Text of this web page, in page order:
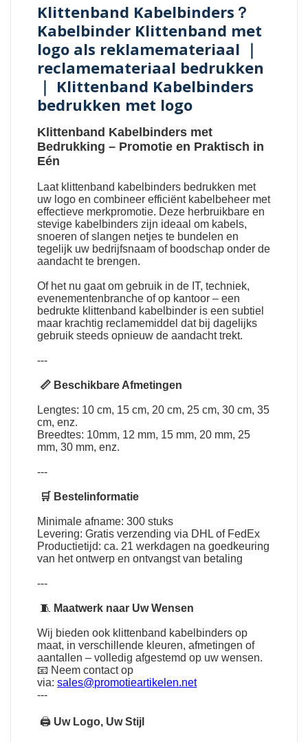
Klittenband Kabelbinders？
Kabelbinder Klittenband met
logo als reklamemateriaal ｜
reclamemateriaal bedrukken
｜ Klittenband Kabelbinders
bedrukken met logo
Klittenband Kabelbinders met
Bedrukking – Promotie en Praktisch in
Eén
Laat klittenband kabelbinders bedrukken met
uw logo en combineer efficiënt kabelbeheer met
effectieve merkpromotie. Deze herbruikbare en
stevige kabelbinders zijn ideaal om kabels,
snoeren of slangen netjes te bundelen en
tegelijk uw bedrijfsnaam of boodschap onder de
aandacht te brengen.
Of het nu gaat om gebruik in de IT, techniek,
evenementenbranche of op kantoor – een
bedrukte klittenband kabelbinder is een subtiel
maar krachtig reclamemiddel dat bij dagelijks
gebruik steeds opnieuw de aandacht trekt.
---
📏 Beschikbare Afmetingen
Lengtes: 10 cm, 15 cm, 20 cm, 25 cm, 30 cm, 35
cm, enz.
Breedtes: 10mm, 12 mm, 15 mm, 20 mm, 25
mm, 30 mm, enz.
---
🛒 Bestelinformatie
Minimale afname: 300 stuks
Levering: Gratis verzending via DHL of FedEx
Productietijd: ca. 21 werkdagen na goedkeuring
van het ontwerp en ontvangst van betaling
---
🧵 Maatwerk naar Uw Wensen
Wij bieden ook klittenband kabelbinders op
maat, in verschillende kleuren, afmetingen of
aantallen – volledig afgestemd op uw wensen.
📧 Neem contact op
via:sales@promotieartikelen.net
---
🖨 Uw Logo, Uw Stijl